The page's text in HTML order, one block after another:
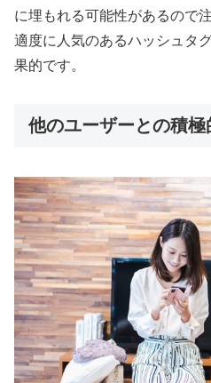
に埋もれる可能性があるので
適度に人気のあるハッシュタ
果的です。
他のユーザーとの積極